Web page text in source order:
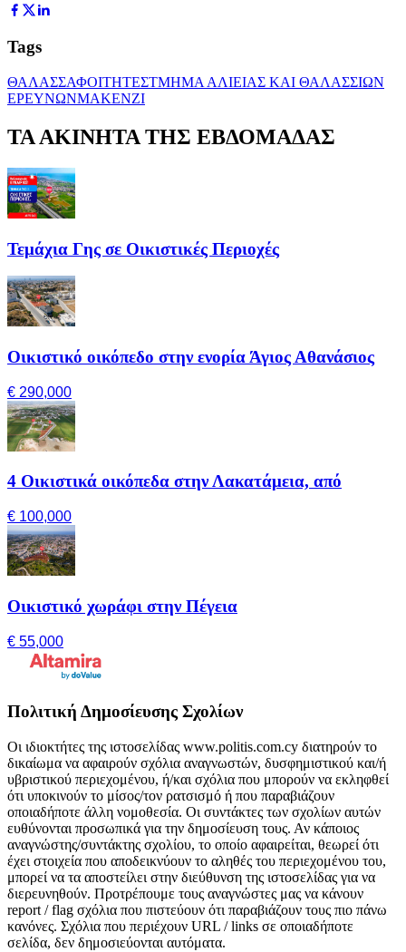
Tags
ΘΑΛΑΣΣΑΦΟΙΤΗΤΕΣΤΜΗΜΑ ΑΛΙΕΙΑΣ ΚΑΙ ΘΑΛΑΣΣΙΩΝ
ΕΡΕΥΝΩΝΜΑΚΕΝΖΙ
ΤΑ ΑΚΙΝΗΤΑ ΤΗΣ ΕΒΔΟΜΑΔΑΣ
Τεμάχια Γης σε Οικιστικές Περιοχές
Οικιστικό οικόπεδο στην ενορία Άγιος Αθανάσιος
€ 290,000
4 Οικιστικά οικόπεδα στην Λακατάμεια, από
€ 100,000
Οικιστικό χωράφι στην Πέγεια
€ 55,000
Πολιτική Δημοσίευσης Σχολίων
Οι ιδιοκτήτες της ιστοσελίδας www.politis.com.cy διατηρούν το
δικαίωμα να αφαιρούν σχόλια αναγνωστών, δυσφημιστικού και/ή
υβριστικού περιεχομένου, ή/και σχόλια που μπορούν να εκληφθεί
ότι υποκινούν το μίσος/τον ρατσισμό ή που παραβιάζουν
οποιαδήποτε άλλη νομοθεσία. Οι συντάκτες των σχολίων αυτών
ευθύνονται προσωπικά για την δημοσίευση τους. Αν κάποιος
αναγνώστης/συντάκτης σχολίου, το οποίο αφαιρείται, θεωρεί ότι
έχει στοιχεία που αποδεικνύουν το αληθές του περιεχομένου του,
μπορεί να τα αποστείλει στην διεύθυνση της ιστοσελίδας για να
διερευνηθούν. Προτρέπουμε τους αναγνώστες μας να κάνουν
report / flag σχόλια που πιστεύουν ότι παραβιάζουν τους πιο πάνω
κανόνες. Σχόλια που περιέχουν URL / links σε οποιαδήποτε
σελίδα, δεν δημοσιεύονται αυτόματα.